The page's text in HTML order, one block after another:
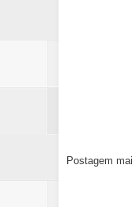
Postagem